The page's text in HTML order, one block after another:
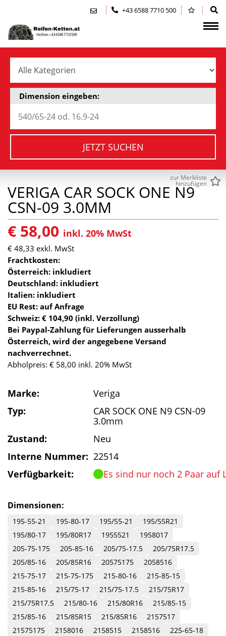
Zum Inhalt springen (Alt+0)
Zum Hauptmenü springen (Alt+1)+43 6588 7710 500
Dimension eingeben:
JETZT SUCHEN
zur Merkliste
hinzufügen
VERIGA CAR SOCK ONE N9
CSN-09 3.0MM
€ 58,00 inkl. 20% MwSt
€ 48,33 exkl. MwSt
Frachtkosten:
Österreich: inkludiert
Deutschland: inkludiert
Italien: inkludiert
EU Rest: auf Anfrage
Schweiz: € 104,90 (inkl. Verzollung)
Bei Paypal-Zahlung für Lieferungen ausserhalb
Österreich, wird der angegebene Versand
nachverrechnet.
Abholpreis: € 58,00 inkl. 20% MwSt
Marke:
Veriga
Typ:
CAR SOCK ONE N9 CSN-09
3.0mm
Zustand:
Neu
Interne Nummer: 22514
Verfügbarkeit:
Es sind nur noch 2 Paar auf
Dimensionen:
195-55-21 195-80-17 195/55-21
195/55R21
195/80-17
195/80R17 1955521
1958017
205-75-175
205-85-16 205/75-17.5
205/75R17.5
205/85-16
205/85R16 20575175
2058516
215-75-17
215-75-175 215-80-16
215-85-15
215-85-16
215/75-17 215/75-17.5
215/75R17
215/75R17.5
215/80-16 215/80R16
215/85-15
215/85-16
215/85R15 215/85R16
2157517
21575175
2158016 2158515 2158516
225-65-18